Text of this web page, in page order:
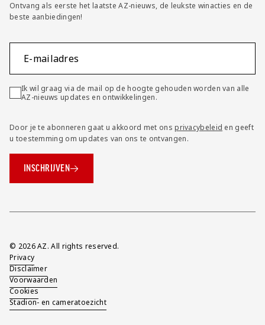
Ontvang als eerste het laatste AZ-nieuws, de leukste winacties en de
beste aanbiedingen!
E-mailadres
Ik wil graag via de mail op de hoogte gehouden worden van alle
AZ-nieuws updates en ontwikkelingen.
Door je te abonneren gaat u akkoord met onsprivacybeleid en geeft
u toestemming om updates van ons te ontvangen.
INSCHRIJVEN
Overig
© 2026 AZ. All rights reserved.
Privacy
Disclaimer
Voorwaarden
Cookies
Stadion- en cameratoezicht